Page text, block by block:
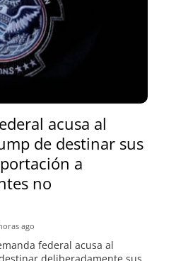
acusa al
de destinar sus
a
no
ago
federal acusa al